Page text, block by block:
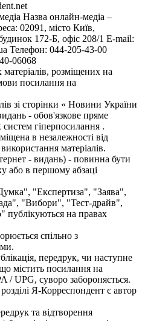
Назва онлайн-медіа –
02091, місто Київ,
172-Б, офіс 208/1 E-mail:
Телефон: 044-205-43-00
06068
розміщених на
посилання на
зі сторінки « Новини України
- обов'язкове пряме
гіперпосилання .
в незалежності від
матеріалів.
- видань) - повинна бути
або в першому абзаці
"Експертиза", "Заява",
"Вибори", "Тест-драйв",
на правах
спільно з
передрук, чи наступне
містить посилання на
/ UPG, суворо забороняється.
Я-Корреспондент є автор
та відтворення